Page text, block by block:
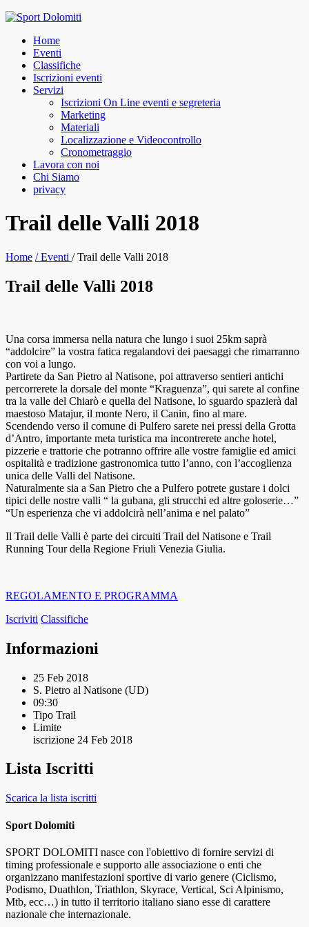
Skip
contentHome
Eventi
Classifiche
Iscrizioni eventi
Servizi
Iscrizioni On Line eventi e segreteria
Marketing
Materiali
Localizzazione e Videocontrollo
Cronometraggio
Lavora con noi
Chi Siamo
privacy
facebook
instagram
Trail delle Valli 2018
Home /Eventi /Trail delle Valli 2018
Trail delle Valli 2018
Una corsa immersa nella natura che lungo i suoi 25km saprà
“addolcire” la vostra fatica regalandovi dei paesaggi che rimarranno
con voi a lungo.
Partirete da San Pietro al Natisone, poi attraverso sentieri antichi
percorrerete la dorsale del monte “Kraguenza”, qui sarete al confine
tra la valle del Chiarò e quella del Natisone, lo sguardo spazierà dal
maestoso Matajur, il monte Nero, il Canin, fino al mare.
Scendendo verso il comune di Pulfero sarete nei pressi della Grotta
d’Antro, importante meta turistica ma incontrerete anche hotel,
pizzerie e trattorie che potranno offrire alle vostre famiglie ed amici
ospitalità e tradizione gastronomica tutto l’anno, con l’accoglienza
unica delle Valli del Natisone.
Naturalmente sia a San Pietro che a Pulfero potrete gustare i dolci
tipici delle nostre valli “ la gubana, gli strucchi ed altre goloserie…”
“Un esperienza che vi addolcirà nell’anima e nel palato”
Il Trail delle Valli è parte dei circuiti Trail del Natisone e Trail
Running Tour della Regione Friuli Venezia Giulia.
REGOLAMENTO E PROGRAMMA
Iscriviti Classifiche
Informazioni
25 Feb 2018
S. Pietro al Natisone (UD)
09:30
Tipo Trail
Limite
iscrizione 24 Feb 2018
Lista Iscritti
Scarica la lista iscritti
Sport Dolomiti
SPORT DOLOMITI nasce con l'obiettivo di fornire servizi di
timing professionale e supporto alle associazione o enti che
organizzano manifestazioni sportive di vario genere (Ciclismo,
Podismo, Duathlon, Triathlon, Skyrace, Vertical, Sci Alpinismo,
Mtb, ecc…) in tutto il territorio italiano siano esse di carattere
nazionale che internazionale.